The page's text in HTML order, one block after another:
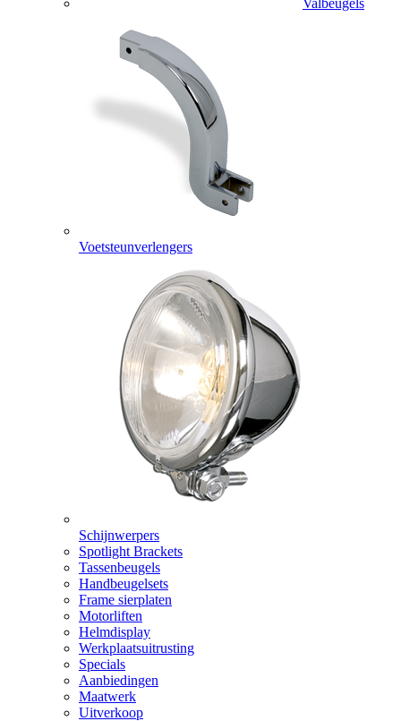
Voetsteunverlengers
Schijnwerpers
Spotlight Brackets
Tassenbeugels
Handbeugelsets
Frame sierplaten
Motorliften
Helmdisplay
Werkplaatsuitrusting
Specials
Aanbiedingen
Maatwerk
Uitverkoop